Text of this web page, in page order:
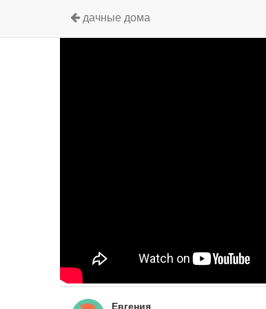
дачные дома
Евгения